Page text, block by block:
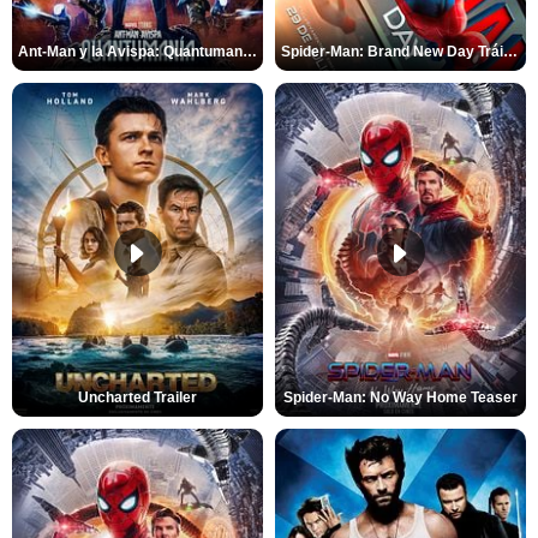
Ant-Man y la Avispa: Quantumanía Tráiler (2) Spider-Man: Brand New Day Tráiler (3)
Uncharted Trailer Spider-Man: No Way Home Teaser